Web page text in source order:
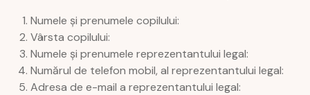
Numele și prenumele copilului:
Vârsta copilului:
Numele și prenumele reprezentantului legal:
Numărul de telefon mobil, al reprezentantului legal:
Adresa de e-mail a reprezentantului legal: